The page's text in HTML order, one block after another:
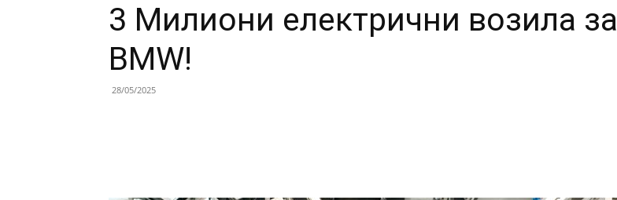
3 Mилиони електрични возила за
BMW!
28/05/2025